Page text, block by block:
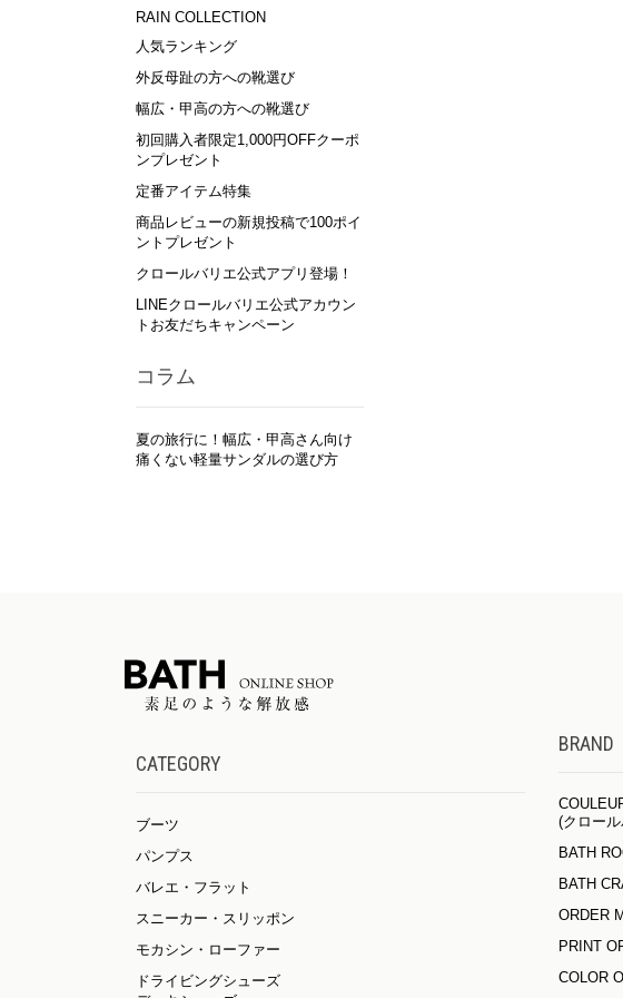
RAIN COLLECTION
人気ランキング
外反母趾の方への靴選び
幅広・甲高の方への靴選び
初回購入者限定1,000円OFFクーポ
ンプレゼント
定番アイテム特集
商品レビューの新規投稿で100ポイ
ントプレゼント
クロールバリエ公式アプリ登場！
LINEクロールバリエ公式アカウン
トお友だちキャンペーン
コラム
夏の旅行に！幅広・甲高さん向け
痛くない軽量サンダルの選び方
CATEGORY
ブーツ
パンプス
バレエ・フラット
スニーカー・スリッポン
モカシン・ローファー
ドライビングシューズ
BRAND
(クロー
BATH
BATH
ORDER
PRINT
COLOR